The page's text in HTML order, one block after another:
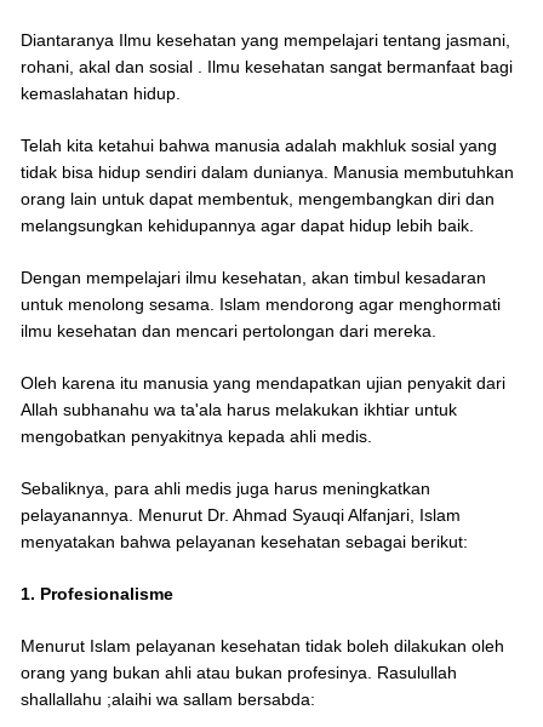
Diantaranya Ilmu kesehatan yang mempelajari tentang jasmani,
rohani, akal dan sosial . Ilmu kesehatan sangat bermanfaat bagi
kemaslahatan hidup.
Telah kita ketahui bahwa manusia adalah makhluk sosial yang
tidak bisa hidup sendiri dalam dunianya. Manusia membutuhkan
orang lain untuk dapat membentuk, mengembangkan diri dan
melangsungkan kehidupannya agar dapat hidup lebih baik.
Dengan mempelajari ilmu kesehatan, akan timbul kesadaran
untuk menolong sesama. Islam mendorong agar menghormati
ilmu kesehatan dan mencari pertolongan dari mereka.
Oleh karena itu manusia yang mendapatkan ujian penyakit dari
Allah subhanahu wa ta'ala harus melakukan ikhtiar untuk
mengobatkan penyakitnya kepada ahli medis.
Sebaliknya, para ahli medis juga harus meningkatkan
pelayanannya. Menurut Dr. Ahmad Syauqi Alfanjari, Islam
menyatakan bahwa pelayanan kesehatan sebagai berikut:
1. Profesionalisme
Menurut Islam pelayanan kesehatan tidak boleh dilakukan oleh
orang yang bukan ahli atau bukan profesinya. Rasulullah
shallallahu ;alaihi wa sallam bersabda: